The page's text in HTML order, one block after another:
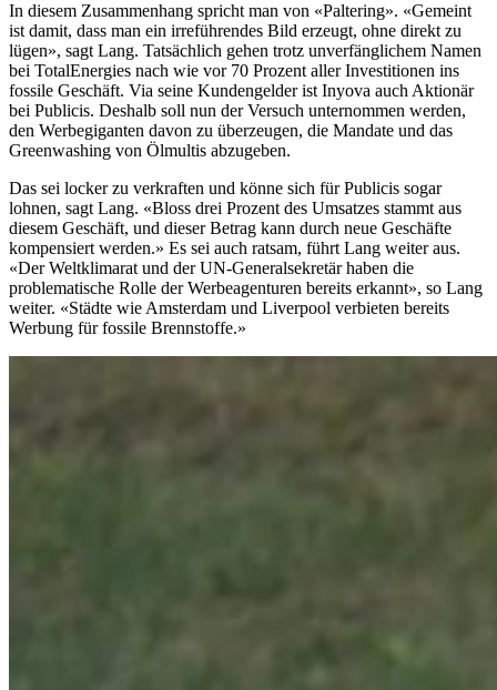
In diesem Zusammenhang spricht man von «Paltering». «Gemeint
ist damit, dass man ein irreführendes Bild erzeugt, ohne direkt zu
lügen», sagt Lang. Tatsächlich gehen trotz unverfänglichem Namen
bei TotalEnergies nach wie vor 70 Prozent aller Investitionen ins
fossile Geschäft. Via seine Kundengelder ist Inyova auch Aktionär
bei Publicis. Deshalb soll nun der Versuch unternommen werden,
den Werbegiganten davon zu überzeugen, die Mandate und das
Greenwashing von Ölmultis abzugeben.
Das sei locker zu verkraften und könne sich für Publicis sogar
lohnen, sagt Lang. «Bloss drei Prozent des Umsatzes stammt aus
diesem Geschäft, und dieser Betrag kann durch neue Geschäfte
kompensiert werden.» Es sei auch ratsam, führt Lang weiter aus.
«Der Weltklimarat und der UN-Generalsekretär haben die
problematische Rolle der Werbeagenturen bereits erkannt», so Lang
weiter. «Städte wie Amsterdam und Liverpool verbieten bereits
Werbung für fossile Brennstoffe.»